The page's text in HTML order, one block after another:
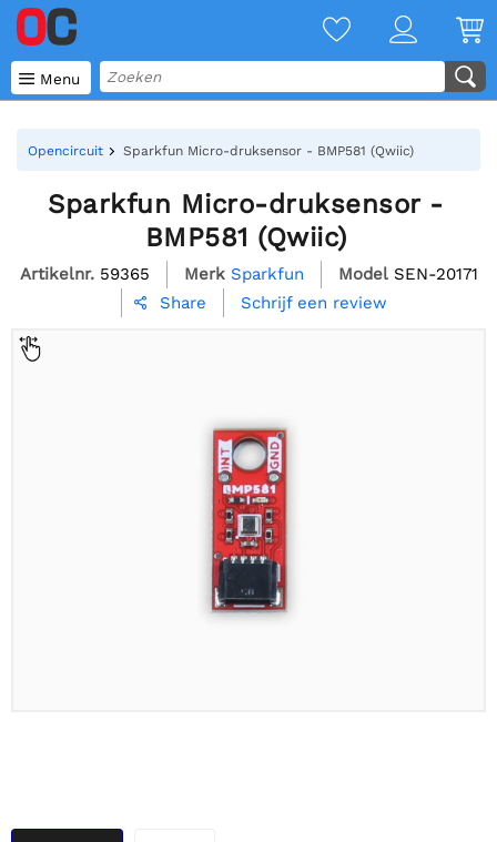
 Menu
Opencircuit Sparkfun Micro-druksensor - BMP581 (Qwiic)
Sparkfun Micro-druksensor -
BMP581 (Qwiic)
Artikelnr. 59365 Merk Sparkfun Model SEN-20171
 Share Schrijf een review